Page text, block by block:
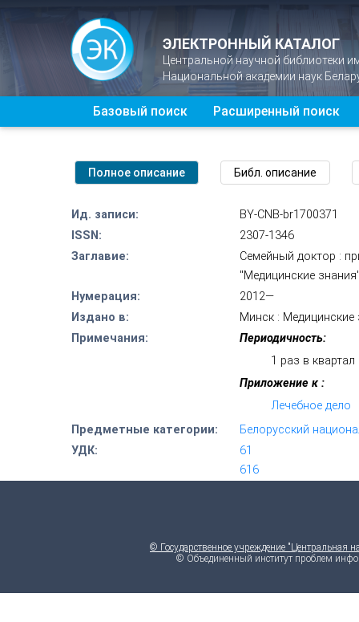
ЭЛЕКТРОННЫЙ КАТАЛОГ
Центральной научной библиотеки
Национальной академии наук
Базовый поиск Расширенный поиск
Ид. записи:
BY-CNB-br1700371
ISSN:
2307-1346
Заглавие:
Семейный доктор :
"Медицинские
Нумерация:
2012—
Издано в:
Минск : Медицинские
Примечания:
Периодичность:
1 раз в
Приложение к :
Лечебное дело
Предметные категории:
Белорусский
УДК:
61
616
© Государственное учреждение
© Объединенный институт проблем